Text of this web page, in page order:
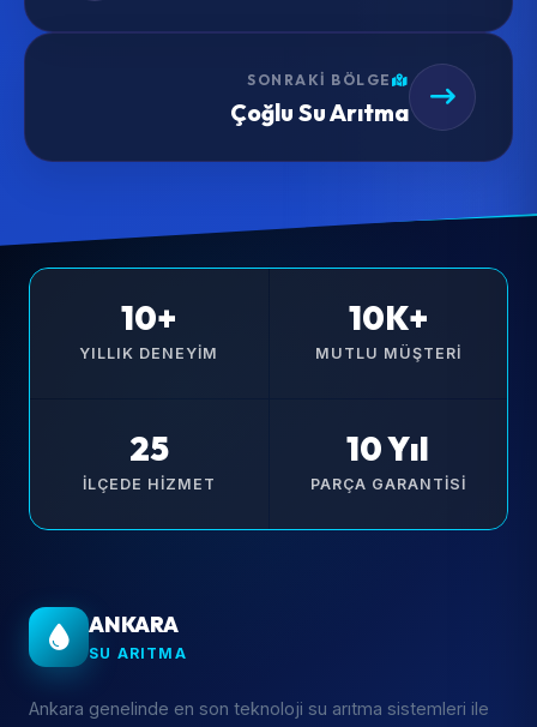
SONRAKI BÖLGE
Çoğlu Su Arıtma
10+
YILLIK DENEYIM
10K+
MUTLU MÜŞTERI
25
İLÇEDE HIZMET
10 Yıl
PARÇA GARANTISI
ANKARA
SU ARITMA
Ankara genelinde en son teknoloji su arıtma sistemleri ile